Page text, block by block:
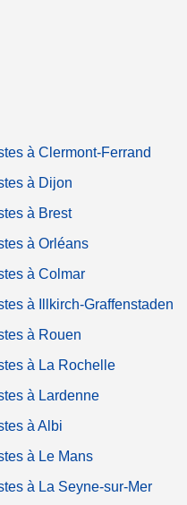
à Clermont-Ferrand
à Dijon
à Brest
à Orléans
à Colmar
à Illkirch-Graffenstaden
à Rouen
à La Rochelle
à Lardenne
à Albi
à Le Mans
à La Seyne-sur-Mer